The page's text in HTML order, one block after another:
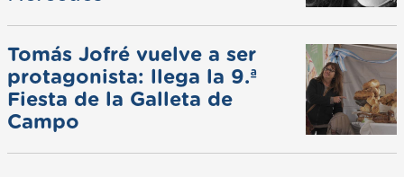
Tomás Jofré vuelve a ser
protagonista: llega la 9.ª
Fiesta de la Galleta de
Campo